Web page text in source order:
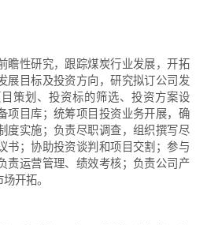
性研究，跟踪煤炭行业发展，开拓
展目标及投资方向，研究拟订公司发
策划、投资标的筛选、投资方案设
项目库；统筹项目投资业务开展，确
度实施；负责尽职调查，组织撰写尽
书；协助投资谈判和项目交割；参与
责运营管理、绩效考核；负责公司产
开拓。